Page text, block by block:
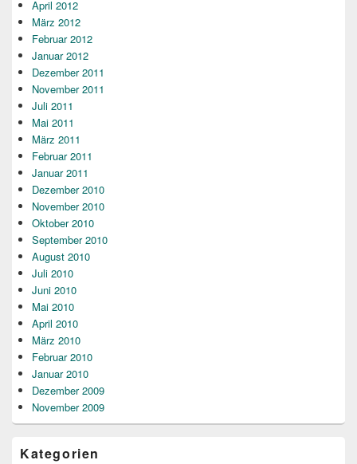
April 2012
März 2012
Februar 2012
Januar 2012
Dezember 2011
November 2011
Juli 2011
Mai 2011
März 2011
Februar 2011
Januar 2011
Dezember 2010
November 2010
Oktober 2010
September 2010
August 2010
Juli 2010
Juni 2010
Mai 2010
April 2010
März 2010
Februar 2010
Januar 2010
Dezember 2009
November 2009
Kategorien